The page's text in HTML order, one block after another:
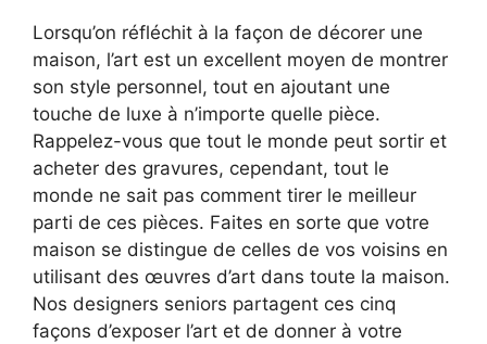
Lorsqu’on réfléchit à la façon de décorer une
maison, l’art est un excellent moyen de montrer
son style personnel, tout en ajoutant une
touche de luxe à n’importe quelle pièce.
Rappelez-vous que tout le monde peut sortir et
acheter des gravures, cependant, tout le
monde ne sait pas comment tirer le meilleur
parti de ces pièces. Faites en sorte que votre
maison se distingue de celles de vos voisins en
utilisant des œuvres d’art dans toute la maison.
Nos designers seniors partagent ces cinq
façons d’exposer l’art et de donner à votre